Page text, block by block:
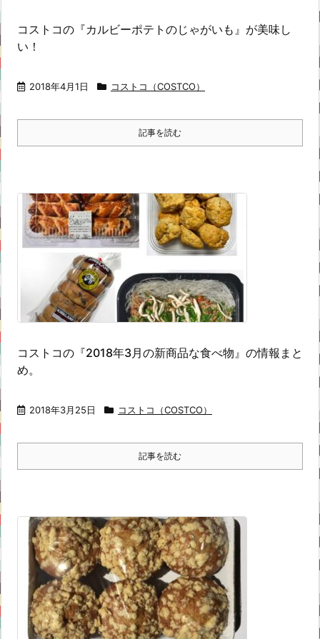
コストコの『カルビーポテトのじゃがいも』が美味し
い！
2018年4月1日 コストコ（COSTCO）
記事を読む
コストコの『2018年3月の新商品な食べ物』の情報まと
め。
2018年3月25日 コストコ（COSTCO）
記事を読む